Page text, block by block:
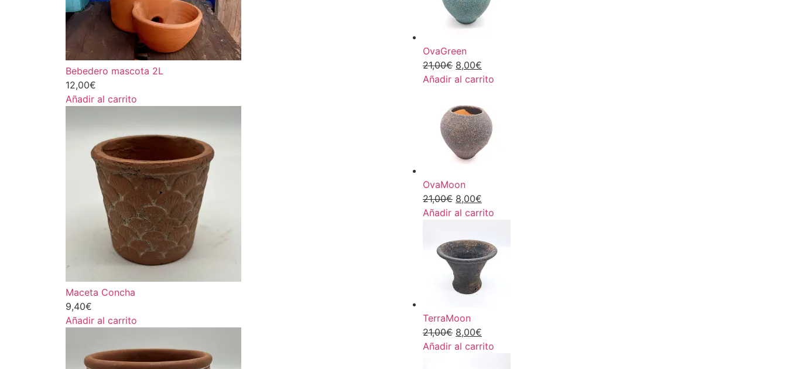
Bebedero mascota 2L
12,00€
Añadir al carrito
Maceta Concha
9,40€
Añadir al carrito
OvaGreen
21,00€ 8,00€
Añadir al carrito
OvaMoon
21,00€ 8,00€
Añadir al carrito
TerraMoon
21,00€ 8,00€
Añadir al carrito